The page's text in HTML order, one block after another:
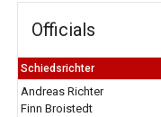
Officials
Schiedsrichter
Andreas Richter
Finn Broistedt